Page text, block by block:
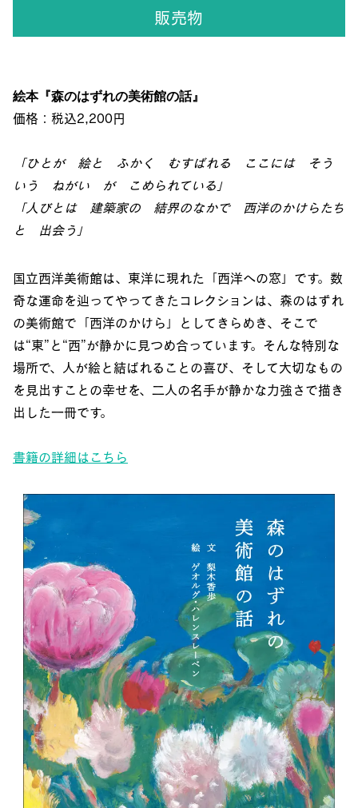
販売物
絵本『森のはずれの美術館の話』
価格：税込2,200円
「ひとが 絵と ふかく むすばれる ここには そう
いう ねがい が こめられている」
「人びとは 建築家の 結界のなかで 西洋のかけらたち
と 出会う」
国立西洋美術館は、東洋に現れた「西洋への窓」です。数
奇な運命を辿ってやってきたコレクションは、森のはずれ
の美術館で「西洋のかけら」としてきらめき、そこで
は“東”と“西”が静かに見つめ合っています。そんな特別な
場所で、人が絵と結ばれることの喜び、そして大切なもの
を見出すことの幸せを、二人の名手が静かな力強さで描き
出した一冊です。
書籍の詳細はこちら